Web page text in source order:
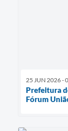
25 JUN 2026 -
Prefeitura
Fórum